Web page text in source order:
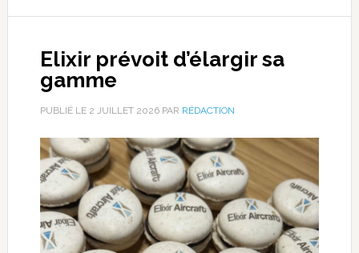
Elixir prévoit d’élargir sa
gamme
PUBLIÉ LE 2 JUILLET 2026PAR RÉDACTION